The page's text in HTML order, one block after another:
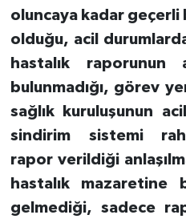
oluncaya kadar geçerli
olduğu, acil
hastalık raporunun
bulunmadığı, görev
sağlık kuruluşunun
sindirim sistemi
rapor verildiği
hastalık
gelmediği, sadece